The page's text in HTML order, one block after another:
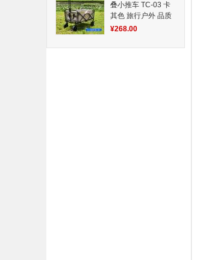
叠小推车 TC-03 卡
其色 旅行户外 品质
生活 野营露营装备
¥268.00